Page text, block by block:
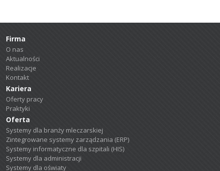
Firma
O nas
Aktualności
Realizacje
Kontakt
Kariera
Oferty pracy
Praktyki
Oferta
Systemy dla branży mleczarskiej
Zintegrowane systemy zarządzania (ERP)
Systemy informatyczne dla szpitali (HIS)
Systemy dla administracji
Systemy dla oświaty